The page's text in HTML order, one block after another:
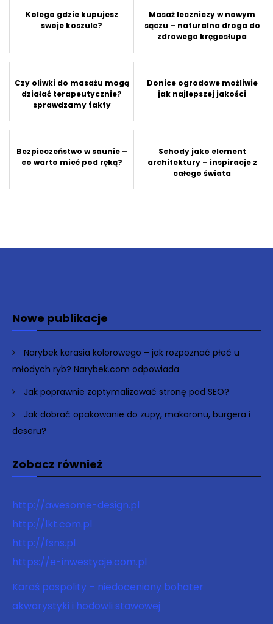
Kolego gdzie kupujesz
swoje koszule?
Masaż leczniczy w nowym
sączu – naturalna droga do
zdrowego kręgosłupa
Czy oliwki do masażu mogą
działać terapeutycznie?
sprawdzamy fakty
Donice ogrodowe możliwie
jak najlepszej jakości
Bezpieczeństwo w saunie –
co warto mieć pod ręką?
Schody jako element
architektury – inspiracje z
całego świata
Nowe publikacje
Narybek karasia kolorowego – jak rozpoznać płeć u
młodych ryb? Narybek.com odpowiada
Jak poprawnie zoptymalizować stronę pod SEO?
Jak dobrać opakowanie do zupy, makaronu, burgera i
deseru?
Zobacz również
http://awesome-design.pl
http://lkt.com.pl
http://fsns.pl
https://e-inwestycje.com.pl
Karaś pospolity – niedoceniony bohater
akwarystyki i hodowli stawowej